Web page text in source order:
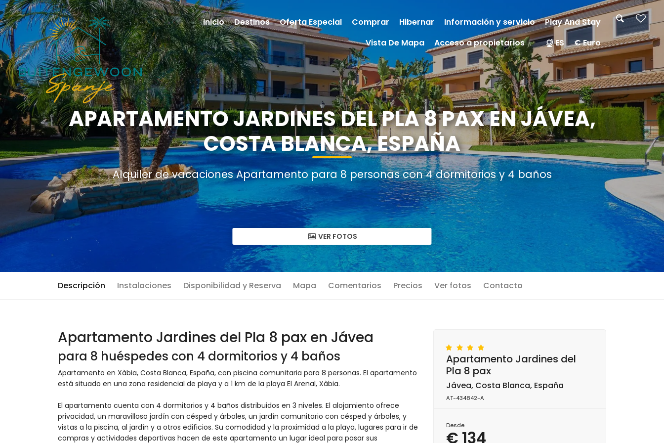
APARTAMENTO JARDINES DEL PLA 8 PAX EN JÁVEA,
COSTA BLANCA, ESPAÑA
Alquiler de vacaciones Apartamento para 8 personas con 4 dormitorios y 4 baños
VER FOTOS
Descripción Instalaciones Disponibilidad y Reserva Mapa Comentarios Precios Ver fotos Contacto
Apartamento Jardines del Pla 8 pax en Jávea
para 8 huéspedes con 4 dormitorios y 4 baños
Apartamento en Xàbia, Costa Blanca, España, con piscina comunitaria para 8 personas. El apartamento
está situado en una zona residencial de playa y a 1 km de la playa El Arenal, Xàbia.
El apartamento cuenta con 4 dormitorios y 4 baños distribuidos en 3 niveles. El alojamiento ofrece
privacidad, un maravilloso jardín con césped y árboles, un jardín comunitario con césped y árboles, y
vistas a la piscina, al jardín y a otros edificios. Su comodidad y la proximidad a la playa, lugares para ir de
compras y actividades deportivas hacen de este apartamento un lugar ideal para pasar sus
Apartamento Jardines del
Pla 8 pax
Jávea, Costa Blanca, España
AT-434842-A
Desde
€ 134
Inicio Destinos Oferta Especial Comprar Hibernar Información y servicio
Play And Stay
Vista De Mapa
Acceso a propietarios ES € Euro